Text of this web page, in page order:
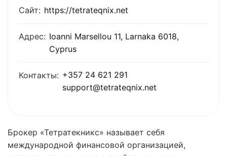
Сайт: https://tetrateqnix.net
Адрес: Ioanni Marsellou 11, Larnaka 6018,
Cyprus
Контакты: +357 24 621 291
support@tetrateqnix.net
Брокер «Тетратекникс» называет себя
международной финансовой организацией,